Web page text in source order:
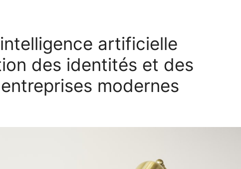
artificielle
des identités et des
modernes